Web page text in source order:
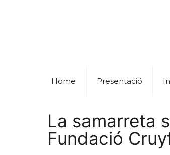
Home Presentació
La samarreta
Fundació